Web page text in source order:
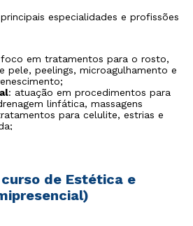
especialidades e profissões
em tratamentos para o rosto,
pele, peelings, microagulhamento e
: atuação em procedimentos para
linfática, massagens
para celulite, estrias e
tricologia
do cliente para criar
harmônica, sugerindo cortes de
e design de sobrancelhas que
de Estética e